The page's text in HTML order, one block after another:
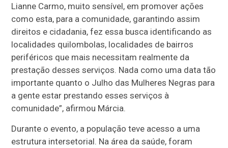
Lianne Carmo, muito sensível, em promover ações
como esta, para a comunidade, garantindo assim
direitos e cidadania, fez essa busca identificando as
localidades quilombolas, localidades de bairros
periféricos que mais necessitam realmente da
prestação desses serviços. Nada como uma data tão
importante quanto o Julho das Mulheres Negras para
a gente estar prestando esses serviços à
comunidade”, afirmou Márcia.
Durante o evento, a população teve acesso a uma
estrutura intersetorial. Na área da saúde, foram